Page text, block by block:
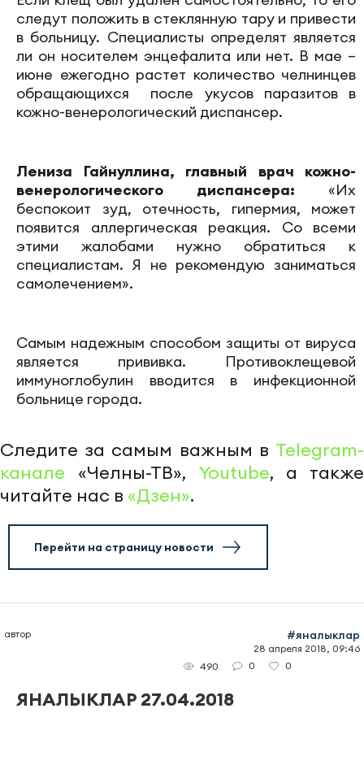
следут положить в стеклянную тару и привести
в больницу. Специалисты определят является
ли он носителем энцефалита или нет. В мае –
июне ежегодно растет количество челнинцев
обращающихся после укусов паразитов в
кожно-венерологический диспансер.
Лениза Гайнуллина, главный врач кожно-
венерологического диспансера: «Их
беспокоит зуд, отечность, гипермия, может
появится аллергическая реакция. Со всеми
этими жалобами нужно обратиться к
специалистам. Я не рекомендую заниматься
самолечением».
Самым надежным способом защиты от вируса
является прививка. Противоклещевой
иммуноглобулин вводится в инфекционной
больнице города.
Следите за самым важным в Telegram-
канале «Челны-ТВ», Youtube, а также
читайте нас в «Дзен».
Перейти на страницу новости
автор #яналыклар
28 апреля 2018, 09:46
490
0 0
ЯНАЛЫКЛАР 27.04.2018